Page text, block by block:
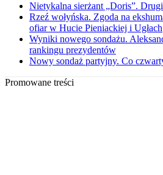
Nietykalna sierżant „Doris”.
Rzeź wołyńska. Zgoda na
ofiar w Hucie Pieniackiej i Ugłach
Wyniki nowego sondażu.
rankingu prezydentów
Nowy sondaż partyjny. Co
Promowane treści